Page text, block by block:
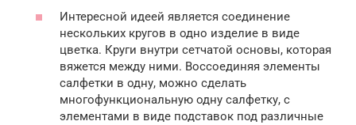
Интересной идеей является соединение
нескольких кругов в одно изделие в виде
цветка. Круги внутри сетчатой основы, которая
вяжется между ними. Воссоединяя элементы
салфетки в одну, можно сделать
многофункциональную одну салфетку, с
элементами в виде подставок под различные